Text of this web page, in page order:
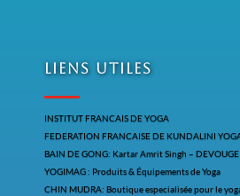
Liens utiles
INSTITUT FRANCAIS DE YOGA
FEDERATION FRANCAISE DE KUNDALINI
BAIN DE GONG: Kartar Amrit Singh – DEVOUGE
YOGIMAG : Produits & Équipements de Yoga
CHIN MUDRA: Boutique especialisée pour le